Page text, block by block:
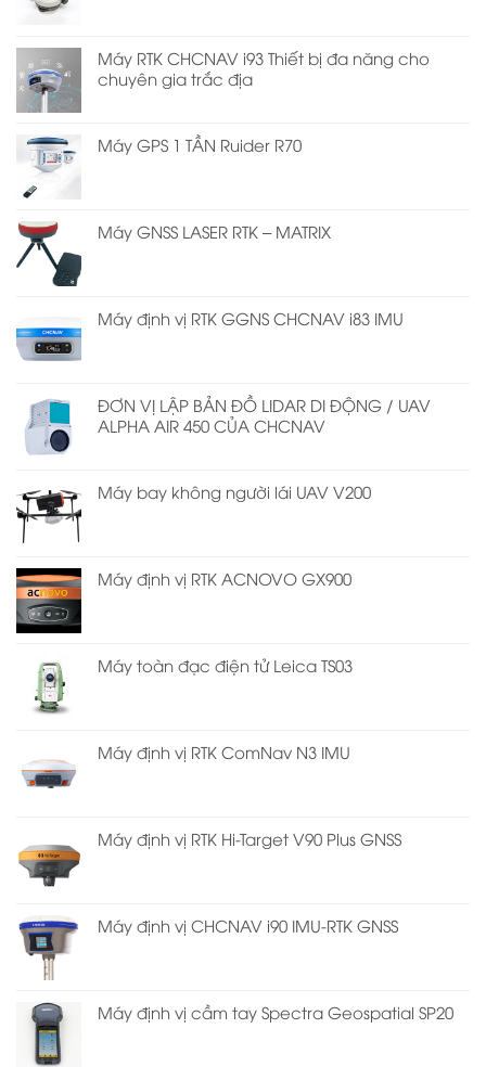
Máy RTK CHCNAV i93 Thiết bị đa năng cho
chuyên gia trắc địa
Máy GPS 1 TẦN Ruider R70
Máy GNSS LASER RTK – MATRIX
Máy định vị RTK GGNS CHCNAV i83 IMU
ĐƠN VỊ LẬP BẢN ĐỒ LIDAR DI ĐỘNG / UAV
ALPHA AIR 450 CỦA CHCNAV
Máy bay không người lái UAV V200
Máy định vị RTK ACNOVO GX900
Máy toàn đạc điện tử Leica TS03
Máy định vị RTK ComNav N3 IMU
Máy định vị RTK Hi-Target V90 Plus GNSS
Máy định vị CHCNAV i90 IMU-RTK GNSS
Máy định vị cầm tay Spectra Geospatial SP20